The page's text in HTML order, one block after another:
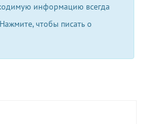
информацию всегда
Нажмите, чтобы писать о